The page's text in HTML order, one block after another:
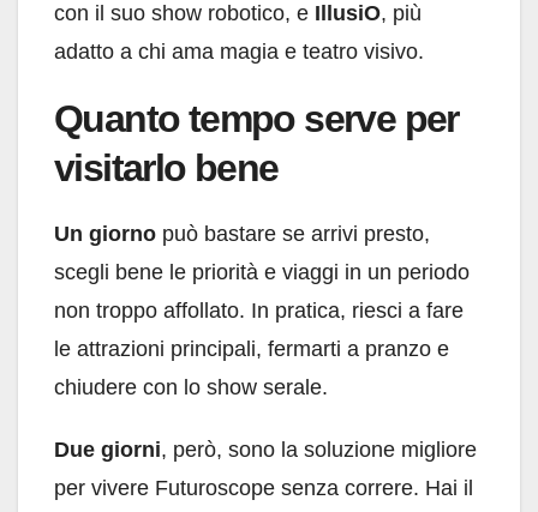
con il suo show robotico, e IllusiO, più
adatto a chi ama magia e teatro visivo.
Quanto tempo serve per
visitarlo bene
Un giorno può bastare se arrivi presto,
scegli bene le priorità e viaggi in un periodo
non troppo affollato. In pratica, riesci a fare
le attrazioni principali, fermarti a pranzo e
chiudere con lo show serale.
Due giorni, però, sono la soluzione migliore
per vivere Futuroscope senza correre. Hai il